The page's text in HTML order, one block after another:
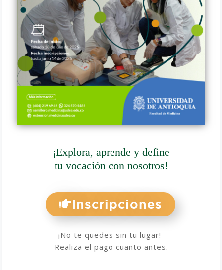
¡Explora, aprende y define
tu vocación con nosotros!
Inscripciones
¡No te quedes sin tu lugar!
Realiza el pago cuanto antes.